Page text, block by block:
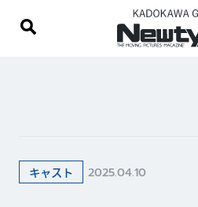
キャスト 2025.04.10